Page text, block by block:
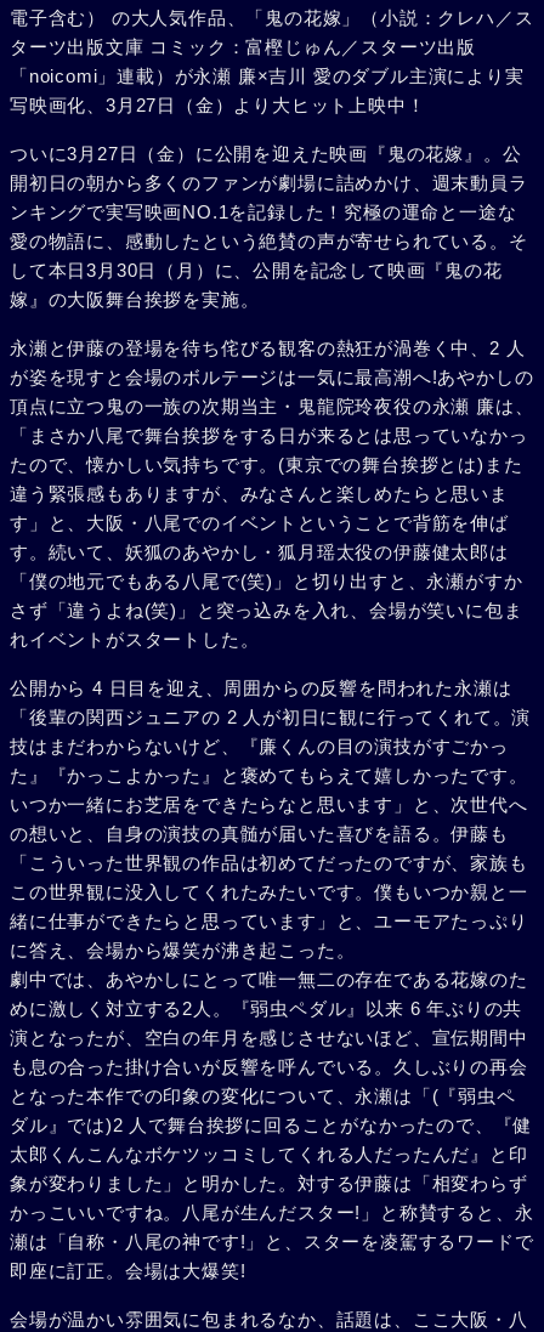
電子含む） の大人気作品、「鬼の花嫁」（小説：クレハ／ス
ターツ出版文庫 コミック：富樫じゅん／スターツ出版
「noicomi」連載）が永瀬 廉×吉川 愛のダブル主演により実
写映画化、3月27日（金）より大ヒット上映中！
ついに3月27日（金）に公開を迎えた映画『鬼の花嫁』。公
開初日の朝から多くのファンが劇場に詰めかけ、週末動員ラ
ンキングで実写映画NO.1を記録した！究極の運命と一途な
愛の物語に、感動したという絶賛の声が寄せられている。そ
して本日3月30日（月）に、公開を記念して映画『鬼の花
嫁』の大阪舞台挨拶を実施。
永瀬と伊藤の登場を待ち侘びる観客の熱狂が渦巻く中、2 人
が姿を現すと会場のボルテージは一気に最高潮へ!あやかしの
頂点に立つ鬼の一族の次期当主・鬼龍院玲夜役の永瀬 廉は、
「まさか八尾で舞台挨拶をする日が来るとは思っていなかっ
たので、懐かしい気持ちです。(東京での舞台挨拶とは)また
違う緊張感もありますが、みなさんと楽しめたらと思いま
す」と、大阪・八尾でのイベントということで背筋を伸ば
す。続いて、妖狐のあやかし・狐月瑶太役の伊藤健太郎は
「僕の地元でもある八尾で(笑)」と切り出すと、永瀬がすか
さず「違うよね(笑)」と突っ込みを入れ、会場が笑いに包ま
れイベントがスタートした。
公開から 4 日目を迎え、周囲からの反響を問われた永瀬は
「後輩の関西ジュニアの 2 人が初日に観に行ってくれて。演
技はまだわからないけど、『廉くんの目の演技がすごかっ
た』『かっこよかった』と褒めてもらえて嬉しかったです。
いつか一緒にお芝居をできたらなと思います」と、次世代へ
の想いと、自身の演技の真髄が届いた喜びを語る。伊藤も
「こういった世界観の作品は初めてだったのですが、家族も
この世界観に没入してくれたみたいです。僕もいつか親と一
緒に仕事ができたらと思っています」と、ユーモアたっぷり
に答え、会場から爆笑が沸き起こった。
劇中では、あやかしにとって唯一無二の存在である花嫁のた
めに激しく対立する2人。『弱虫ペダル』以来 6 年ぶりの共
演となったが、空白の年月を感じさせないほど、宣伝期間中
も息の合った掛け合いが反響を呼んでいる。久しぶりの再会
となった本作での印象の変化について、永瀬は「(『弱虫ペ
ダル』では)2 人で舞台挨拶に回ることがなかったので、『健
太郎くんこんなボケツッコミしてくれる人だったんだ』と印
象が変わりました」と明かした。対する伊藤は「相変わらず
かっこいいですね。八尾が生んだスター!」と称賛すると、永
瀬は「自称・八尾の神です!」と、スターを凌駕するワードで
即座に訂正。会場は大爆笑!
会場が温かい雰囲気に包まれるなか、話題は、ここ大阪・八